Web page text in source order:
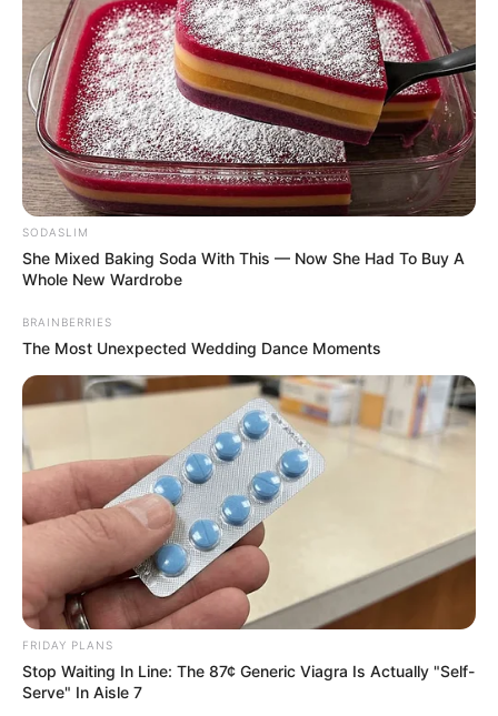
หนุ่มวันอาทิตย์ ต้องยกให้เป็นหนุ่มมั่นแห่งปีเลยล่ะ เพราะเขามีความเป็น
ผู้นำ และความทะเยอทะยานสูง จึงไม่แปลกที่เขาจะกลายเป็นดาวเด่นใน
กลุ่ม หนุ่มวันนี้น่ารักตรงที่ชอบเทคแคร์ และปกป้องดูแลผู้หญิงของเขา
ที่สำคัญเอาอกเอาใจเก่งเป็นที่หนึ่งเลย how to get love เขารักอิสระ
สุดๆ ไม่ยอมผูกมัดตัวเองไว้กับใครง่ายๆ…
Home/ดูดวง/ วิธีมัดใจหนุ่มแต่ละวัน
ดูดวง|
9 ส.ค. 2012
แบ่งปัน
หนุ่มวันอาทิตย์
ต้องยกให้เป็นหนุ่มมั่นแห่งปีเลยล่ะ เพราะเขามีความเป็น
ผู้นำ และความทะเยอทะยานสูง จึงไม่แปลกที่เขาจะกลาย
เป็นดาวเด่นในกลุ่ม หนุ่มวันนี้น่ารักตรงที่ชอบเทคแคร์
และปกป้องดูแลผู้หญิงของเขา ที่สำคัญเอาอกเอาใจเก่ง
เป็นที่หนึ่งเลย
SODASLIM
She Mixed Baking Soda With This — Now She Had To Buy A
Whole New Wardrobe
BRAINBERRIES
The Most Unexpected Wedding Dance Moments
FRIDAY PLANS
Stop Waiting In Line: The 87¢ Generic Viagra Is Actually "Self-
Serve" In Aisle 7